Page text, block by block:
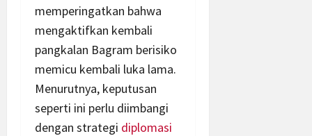
memperingatkan bahwa
mengaktifkan kembali
pangkalan Bagram berisiko
memicu kembali luka lama.
Menurutnya, keputusan
seperti ini perlu diimbangi
dengan strategi diplomasi